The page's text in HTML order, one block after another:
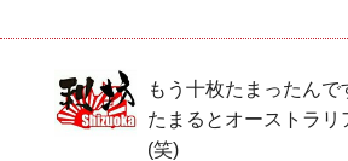
もう十枚たまったんで
たまるとオーストラリ
(笑)